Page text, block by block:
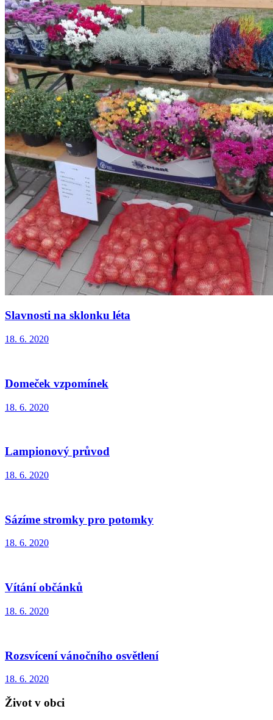
Slavnosti na sklonku léta
18. 6. 2020
Domeček vzpomínek
18. 6. 2020
Lampionový průvod
18. 6. 2020
Sázíme stromky pro potomky
18. 6. 2020
Vítání občánků
18. 6. 2020
Rozsvícení vánočního osvětlení
18. 6. 2020
Život v obci